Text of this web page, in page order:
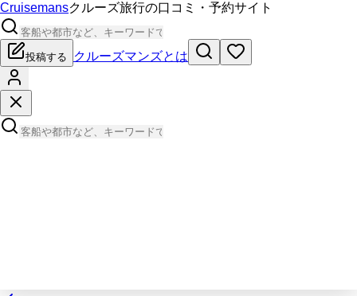
Cruisemansクルーズ旅行の口コミ・予約サイト
投稿する クルーズマンズとは